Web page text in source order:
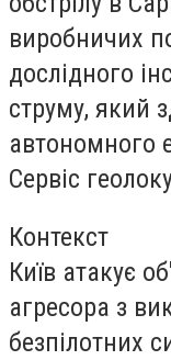
виробничих
дослідного
струму, який
автономного
Сервіс
Контекст
Київ атакує
агресора з
безпілотних